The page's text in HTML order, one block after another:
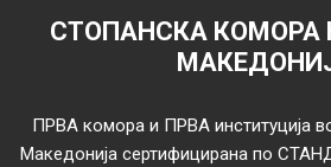
СТОПАНСКА КОМОРА
ПРВА комора и ПРВА институција
Македонија сертифицирана по